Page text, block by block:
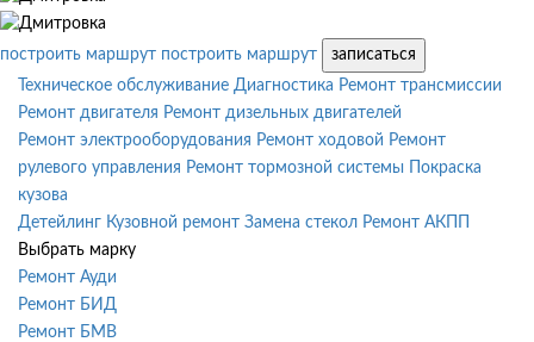
построить маршрут построить маршрут
записаться
Техническое обслуживание Диагностика Ремонт трансмиссии
Ремонт двигателя Ремонт дизельных двигателей
Ремонт электрооборудования Ремонт ходовой Ремонт
рулевого управления Ремонт тормозной системы
Покраска
кузова
Детейлинг Кузовной ремонт Замена стекол Ремонт АКПП
Выбрать марку
Ремонт Ауди
Ремонт БИД
Ремонт БМВ